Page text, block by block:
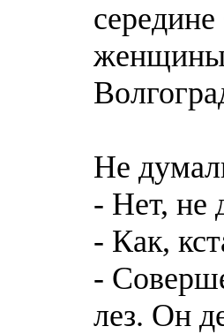
женщины
Не
- Нет, не
- Как,
-
лез. Он